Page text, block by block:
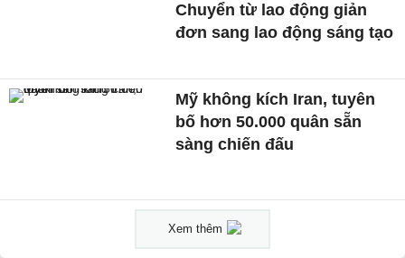
Chuyển từ lao động giản
đơn sang lao động sáng tạo
Mỹ không kích Iran, tuyên
bố hơn 50.000 quân sẵn
sàng chiến đấu
Xem thêm